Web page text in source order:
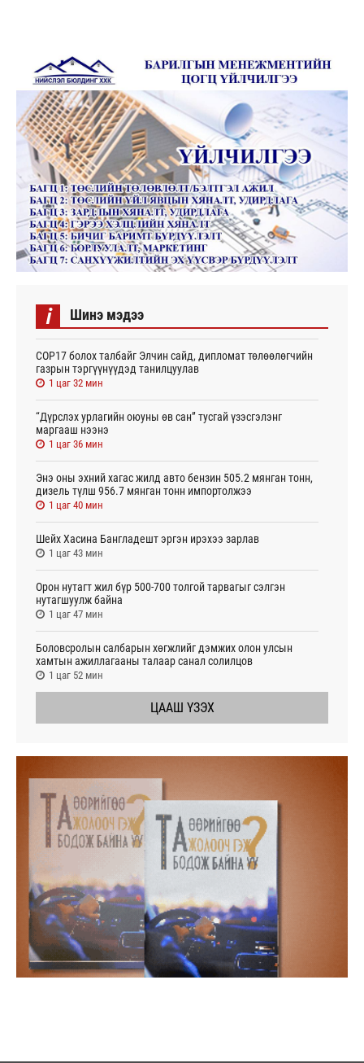
i Шинэ мэдээ
СОР17 болох талбайг Элчин сайд, дипломат төлөөлөгчийн
газрын тэргүүнүүдэд танилцуулав
1 цаг 32 мин
“Дүрслэх урлагийн оюуны өв сан” тусгай үзэсгэлэнг
маргааш нээнэ
1 цаг 36 мин
Энэ оны эхний хагас жилд авто бензин 505.2 мянган тонн,
дизель түлш 956.7 мянган тонн импортолжээ
1 цаг 40 мин
Шейх Хасина Бангладешт эргэн ирэхээ зарлав
1 цаг 43 мин
Орон нутагт жил бүр 500-700 толгой тарвагыг сэлгэн
нутагшуулж байна
1 цаг 47 мин
Боловсролын салбарын хөгжлийг дэмжих олон улсын
хамтын ажиллагааны талаар санал солилцов
1 цаг 52 мин
ЦААШ ҮЗЭХ